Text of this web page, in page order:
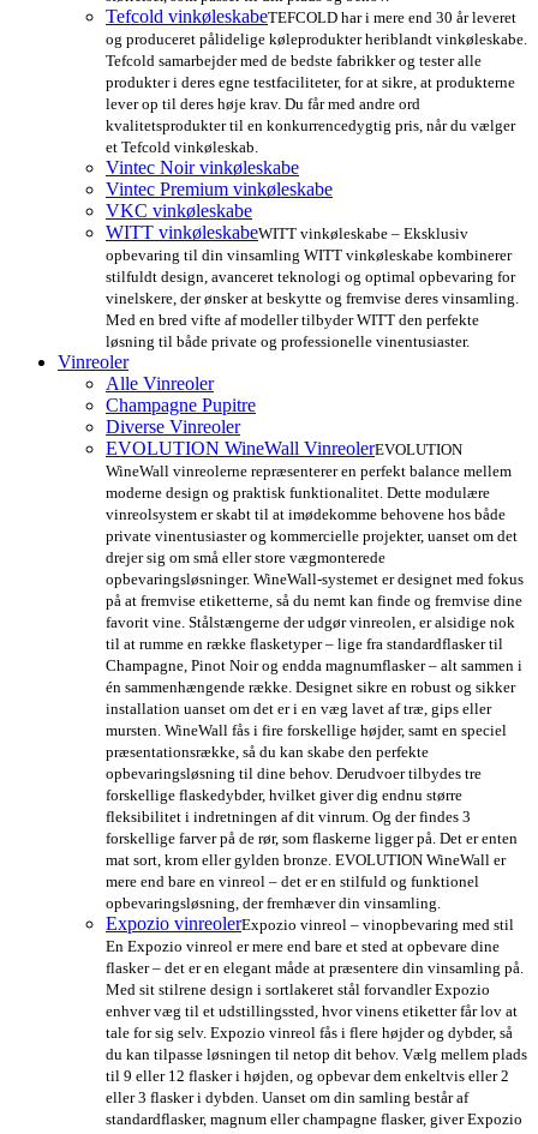
Tefcold vinkøleskabeTEFCOLD har i mere end 30 år leveret
og produceret pålidelige køleprodukter heriblandt vinkøleskabe.
Tefcold samarbejder med de bedste fabrikker og tester alle
produkter i deres egne testfaciliteter, for at sikre, at produkterne
lever op til deres høje krav. Du får med andre ord
kvalitetsprodukter til en konkurrencedygtig pris, når du vælger
et Tefcold vinkøleskab.
Vintec Noir vinkøleskabe
Vintec Premium vinkøleskabe
VKC vinkøleskabe
WITT vinkøleskabeWITT vinkøleskabe – Eksklusiv
opbevaring til din vinsamling WITT vinkøleskabe kombinerer
stilfuldt design, avanceret teknologi og optimal opbevaring for
vinelskere, der ønsker at beskytte og fremvise deres vinsamling.
Med en bred vifte af modeller tilbyder WITT den perfekte
løsning til både private og professionelle vinentusiaster.
Vinreoler
Alle Vinreoler
Champagne Pupitre
Diverse Vinreoler
EVOLUTION WineWall VinreolerEVOLUTION
WineWall vinreolerne repræsenterer en perfekt balance mellem
moderne design og praktisk funktionalitet. Dette modulære
vinreolsystem er skabt til at imødekomme behovene hos både
private vinentusiaster og kommercielle projekter, uanset om det
drejer sig om små eller store vægmonterede
opbevaringsløsninger. WineWall-systemet er designet med fokus
på at fremvise etiketterne, så du nemt kan finde og fremvise dine
favorit vine. Stålstængerne der udgør vinreolen, er alsidige nok
til at rumme en række flasketyper – lige fra standardflasker til
Champagne, Pinot Noir og endda magnumflasker – alt sammen i
én sammenhængende række. Designet sikre en robust og sikker
installation uanset om det er i en væg lavet af træ, gips eller
mursten. WineWall fås i fire forskellige højder, samt en speciel
præsentationsrække, så du kan skabe den perfekte
opbevaringsløsning til dine behov. Derudvoer tilbydes tre
forskellige flaskedybder, hvilket giver dig endnu større
fleksibilitet i indretningen af dit vinrum. Og der findes 3
forskellige farver på de rør, som flaskerne ligger på. Det er enten
mat sort, krom eller gylden bronze. EVOLUTION WineWall er
mere end bare en vinreol – det er en stilfuld og funktionel
opbevaringsløsning, der fremhæver din vinsamling.
Expozio vinreolerExpozio vinreol – vinopbevaring med stil
En Expozio vinreol er mere end bare et sted at opbevare dine
flasker – det er en elegant måde at præsentere din vinsamling på.
Med sit stilrene design i sortlakeret stål forvandler Expozio
enhver væg til et udstillingssted, hvor vinens etiketter får lov at
tale for sig selv. Expozio vinreol fås i flere højder og dybder, så
du kan tilpasse løsningen til netop dit behov. Vælg mellem plads
til 9 eller 12 flasker i højden, og opbevar dem enkeltvis eller 2
eller 3 flasker i dybden. Uanset om din samling består af
standardflasker, magnum eller champagne flasker, giver Expozio